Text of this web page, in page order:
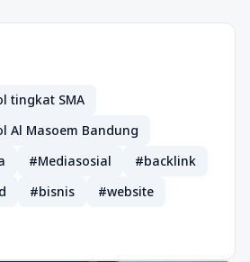
tingkat SMA
Al Masoem Bandung
#Mediasosial
#backlink
#bisnis
#website